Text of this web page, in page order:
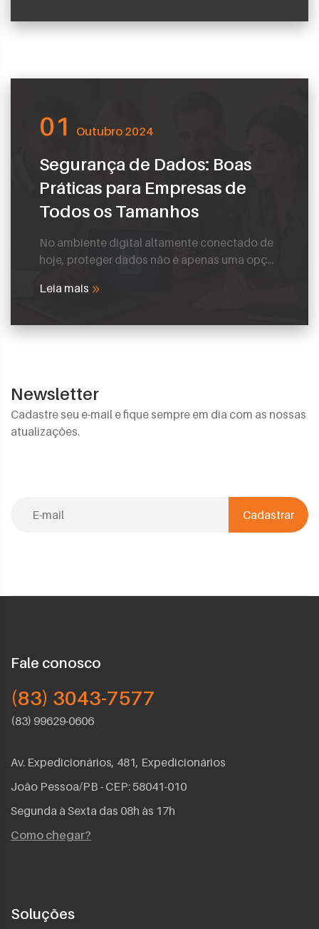
01 Outubro 2024
Segurança de Dados: Boas
Práticas para Empresas de
Todos os Tamanhos
No ambiente digital altamente conectado de
hoje, proteger dados não é apenas uma opç...
Leia mais
Newsletter
Cadastre seu e-mail e fique sempre em dia com as nossas
atualizações.
Cadastrar
Fale conosco
(83) 3043-7577
(83) 99629-0606
Av. Expedicionários, 481, Expedicionários
João Pessoa/PB - CEP: 58041-010
Segunda à Sexta das 08h às 17h
Como chegar?
Soluções